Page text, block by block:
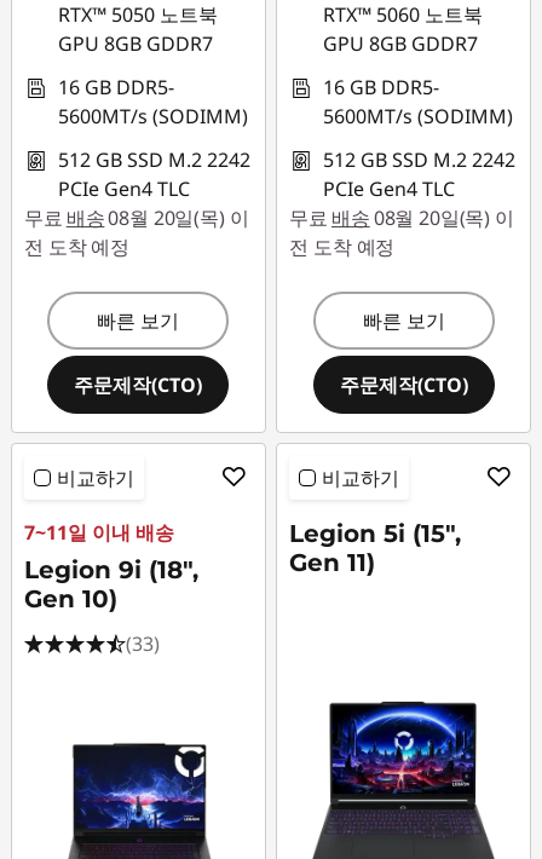
RTX™ 5050 노트북
GPU 8GB GDDR7
16 GB DDR5-
5600MT/s (SODIMM)
512 GB SSD M.2 2242
PCIe Gen4 TLC
무료 배송08월 20일(목) 이
전 도착 예정
빠른 보기
주문제작(CTO)
RTX™ 5060 노트북
GPU 8GB GDDR7
16 GB DDR5-
5600MT/s (SODIMM)
512 GB SSD M.2 2242
PCIe Gen4 TLC
무료 배송08월 20일(목) 이
전 도착 예정
빠른 보기
주문제작(CTO)
비교하기
7~11일 이내 배송
Legion 9i (18",
Gen 10)
(33)
비교하기
Legion 5i (15",
Gen 11)